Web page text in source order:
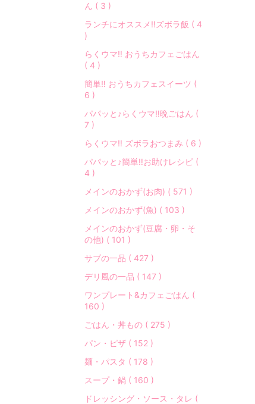
ん ( 3 )
ランチにオススメ‼︎ズボラ飯 ( 4
)
らくウマ‼︎ おうちカフェごはん
( 4 )
簡単‼︎ おうちカフェスイーツ (
6 )
パパッと♪らくウマ‼︎晩ごはん (
7 )
らくウマ‼︎ ズボラおつまみ ( 6 )
パパッと♪簡単‼︎お助けレシピ (
4 )
メインのおかず(お肉) ( 571 )
メインのおかず(魚) ( 103 )
メインのおかず(豆腐・卵・そ
の他) ( 101 )
サブの一品 ( 427 )
デリ風の一品 ( 147 )
ワンプレート&カフェごはん (
160 )
ごはん・丼もの ( 275 )
パン・ピザ ( 152 )
麺・パスタ ( 178 )
スープ・鍋 ( 160 )
ドレッシング・ソース・タレ (